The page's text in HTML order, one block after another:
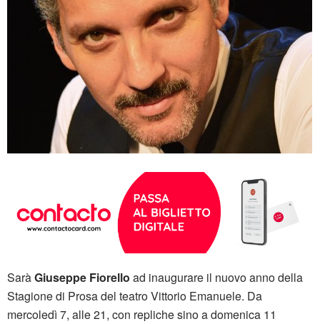
SaràGiuseppe Fiorello ad inaugurare il nuovo anno della
Stagione di Prosa del teatro Vittorio Emanuele. Da
mercoledì 7, alle 21, con repliche sino a domenica 11